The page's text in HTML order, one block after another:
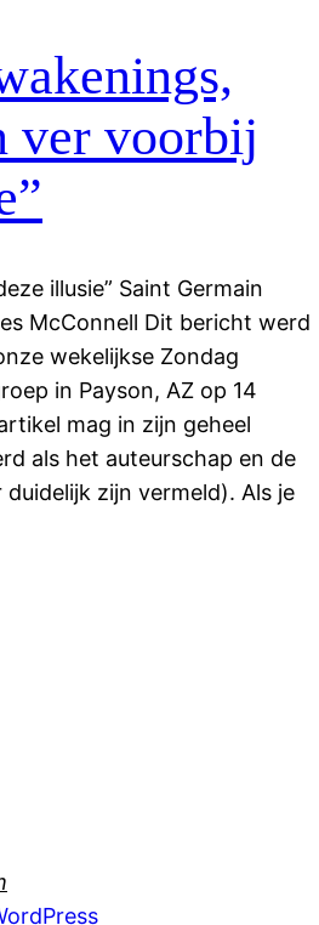
ver voorbij
illusie” Saint Germain
McConnell Dit bericht werd
wekelijkse Zondag
in Payson, AZ op 14
mag in zijn geheel
als het auteurschap en de
zijn vermeld). Als je